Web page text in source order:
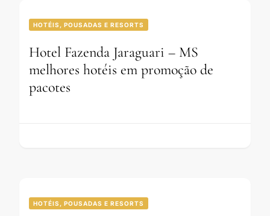
HOTÉIS, POUSADAS E RESORTS
Hotel Fazenda Jaraguari – MS
melhores hotéis em promoção de
pacotes
HOTÉIS, POUSADAS E RESORTS